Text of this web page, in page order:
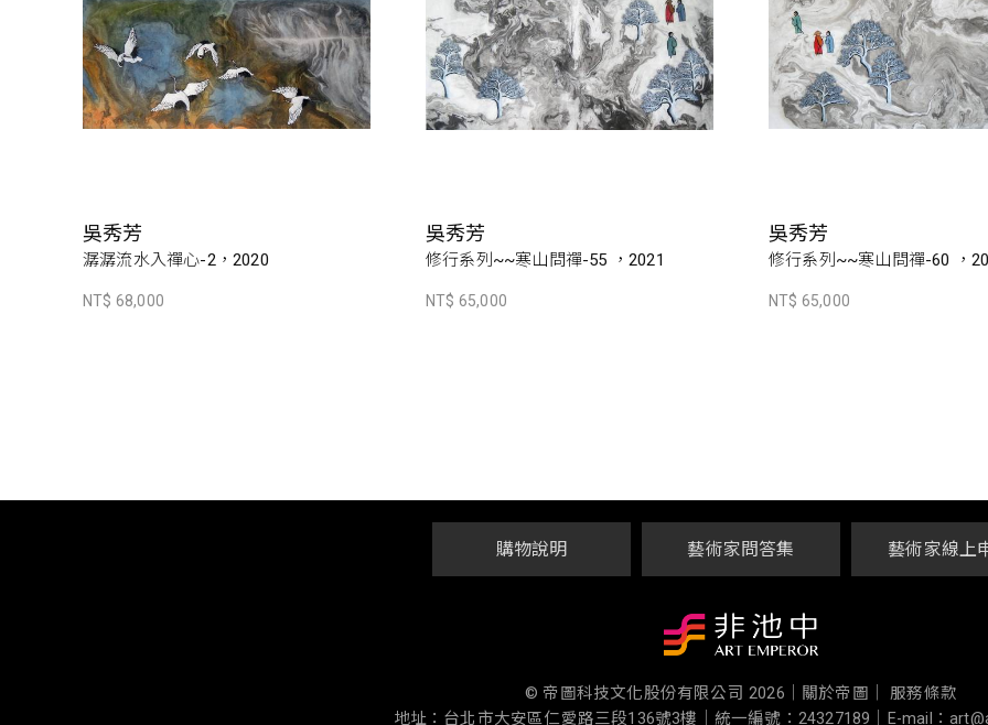
吳秀芳
潺潺流水入禪心-2，2020
NT$ 68,000
吳秀芳
修行系列~~寒山問禪-55 ，2021
NT$ 65,000
吳秀芳
修行系列~~寒山問禪-60 ，
NT$ 65,000
購物說明 藝術家問答集 藝術家線上
© 帝圖科技文化股份有限公司 2026 關於帝圖｜
服務條款
地址：台北市大安區仁愛路三段136號3樓
統一編號：24327189 E-mail：